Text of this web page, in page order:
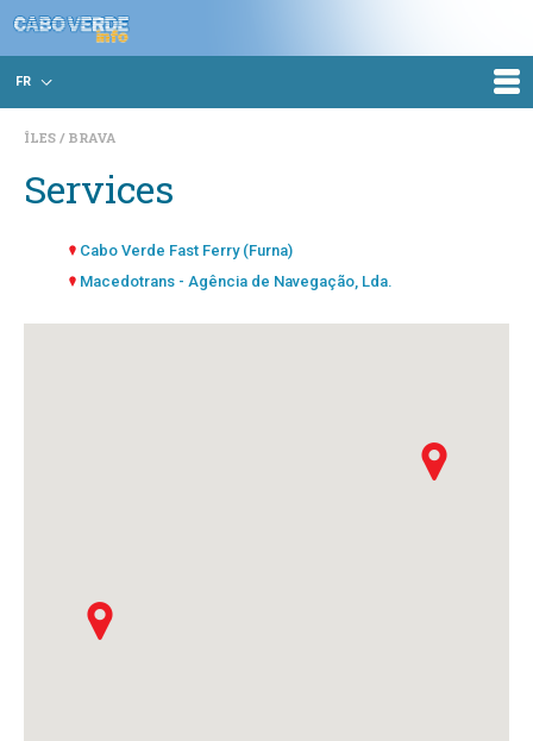
FR
ÎLES BRAVA
Services
Cabo Verde Fast Ferry (Furna)
Macedotrans - Agência de Navegação, Lda.